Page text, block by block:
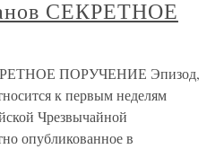
СЕКРЕТНОЕ
ПОРУЧЕНИЕ Эпизод,
к первым неделям
Чрезвычайной
опубликованное в